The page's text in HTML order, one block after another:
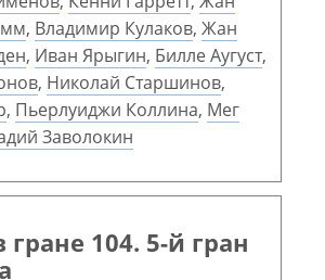
, Владимир Кулаков, Жан
, Иван Ярыгин, Билле Аугуст,
, Николай Старшинов,
, Пьерлуиджи Коллина, Мег
Заволокин
гране 104. 5-й гран